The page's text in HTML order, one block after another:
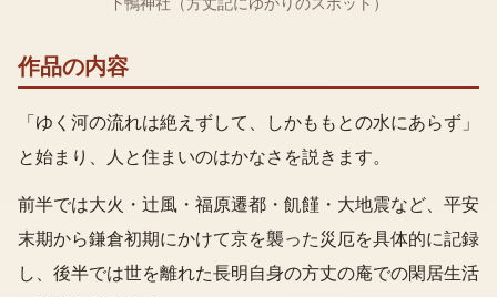
下鴨神社（方丈記にゆかりのスポット）
作品の内容
「ゆく河の流れは絶えずして、しかももとの水にあらず」
と始まり、人と住まいのはかなさを説きます。
前半では大火・辻風・福原遷都・飢饉・大地震など、平安
末期から鎌倉初期にかけて京を襲った災厄を具体的に記録
し、後半では世を離れた長明自身の方丈の庵での閑居生活